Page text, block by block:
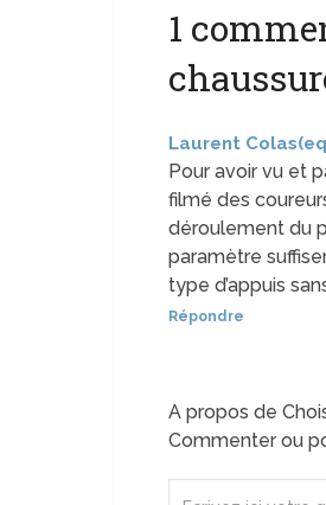
1
Laurent
Pour avoir vu et
filmé des
déroulement du
paramètre
type d’appuis
Répondre
A propos de
Commenter ou